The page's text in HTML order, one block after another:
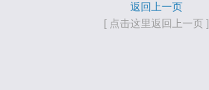
返回上一页
[ 点击这里返回上一页 ]